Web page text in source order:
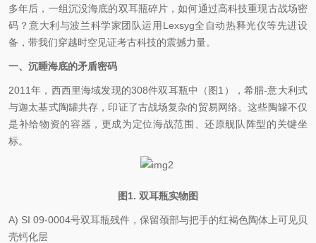
多年后，一组沉没海底的双耳瓶碎片，如何通过高科技重现古战场密
码？意大利与波兰科学家团队运用 Lexsyg全自动热释光仪等先进设
备，带我们穿越时空见证考古科技的震撼力量。
一、沉睡海底的矛盾密码
2011年，西西里海域发现的308件双耳瓶中（图1 ），希腊-意大利式
与迦太基式陶罐共存，印证了古战场复杂的贸易网络。这些陶罐不仅
是补给物资的容器，更成为定位海战范围、还原舰队阵型的关键坐
标。
图1. 双耳瓶实物图
A) SI 09-0004号双耳瓶残件，保留颈部与把手的红褐色陶体上可见贝
壳钙化层